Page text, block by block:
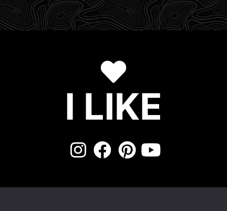
I LIKE